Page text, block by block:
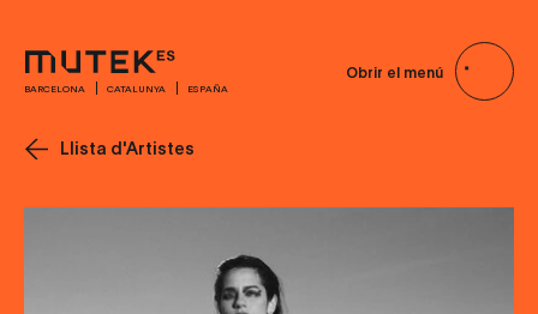
BARCELONA CATALUNYA ESPAÑA
Obrir el menú
Llista d'Artistes